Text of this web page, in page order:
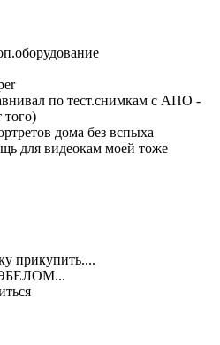
по тест.снимкам с АПО -
того)
дома без вспыха
для видеокам моей тоже
прикупить....